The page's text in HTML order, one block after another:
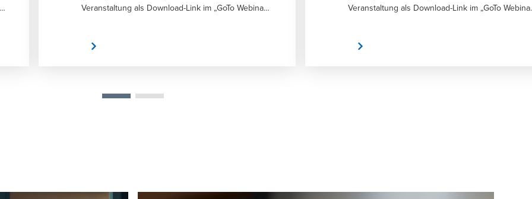
Veranstaltung als Download-Link im „GoTo Webinar“
bitten um Verständnis, dass ausschließlich unsere
Aufzeichnung der Veranstaltung wird für ein
Events für "Umsatzsteuer | VAT Update". jetzt
Veranstaltung als Download-Link im „GoTo
bitten um Verständnis, dass ausschließlich unsere
Events für "Umsatzsteuer | VAT Update". jetzt